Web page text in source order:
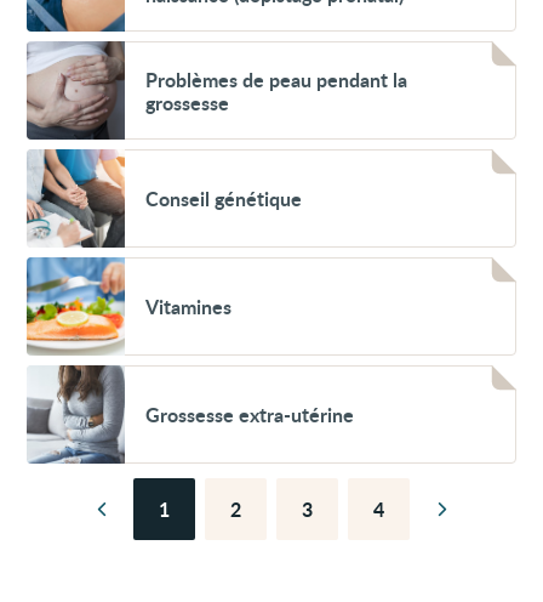
avant
la
naissance
(dépistage
prénatal)
Voir
Problèmes
peau
pendant
la
grossesse
Problèmes de peau pendant la
grossesse
Voir
Conseil
génétique
Conseil génétique
Voir
Vitamines
Vitamines
Voir
Grossesse
extra-
utérine
Grossesse extra-utérine
Page
précédente
Page
1 Page
2 Page
3 Page
4 Page